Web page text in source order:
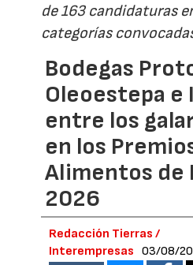
de 163 candidaturas
categorías
Bodegas
Oleoestepa
entre los
en los
Alimentos de
2026
Redacción Tierras /
Interempresas
03/08/